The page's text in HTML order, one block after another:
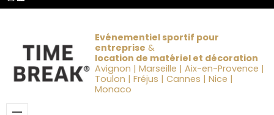
Evénementiel sportif pour
entreprise &
location de matériel et décoration
Avignon | Marseille | Aix-en-Provence |
Toulon | Fréjus | Cannes | Nice |
Monaco